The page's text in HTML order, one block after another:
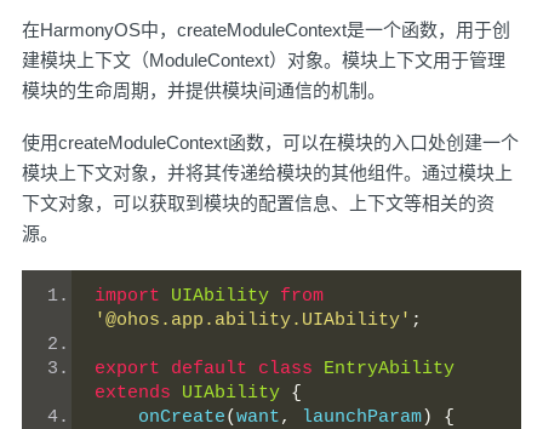
在HarmonyOS中，createModuleContext是一个函数，用于创
建模块上下文（ModuleContext）对象。模块上下文用于管理
模块的生命周期，并提供模块间通信的机制。
使用createModuleContext函数，可以在模块的入口处创建一个
模块上下文对象，并将其传递给模块的其他组件。通过模块上
下文对象，可以获取到模块的配置信息、上下文等相关的资
源。
import UIAbility from
'@ohos.app.ability.UIAbility' ;
export default class
EntryAbility
extends
UIAbility {
    onCreate
(want, launchParam)
{